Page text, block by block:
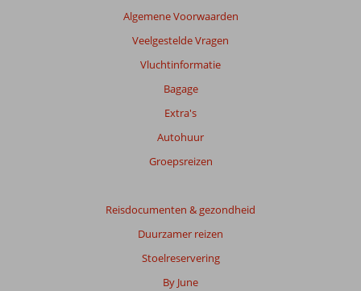
Algemene Voorwaarden
Veelgestelde Vragen
Vluchtinformatie
Bagage
Extra's
Autohuur
Groepsreizen
Reisdocumenten & gezondheid
Duurzamer reizen
Stoelreservering
By June